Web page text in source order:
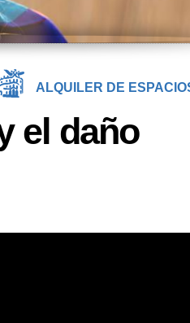
ALQUILER DE
el daño